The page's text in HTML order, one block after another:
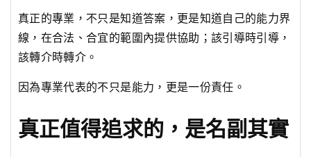
真正的專業，不只是知道答案，更是知道自己的能力界
線，在合法、合宜的範圍內提供協助；該引導時引導，
該轉介時轉介。
因為專業代表的不只是能力，更是一份責任。
真正值得追求的，是名副其實